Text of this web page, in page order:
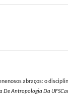
abraços: o
De Antropologia Da